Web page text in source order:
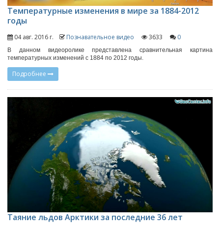
Температурные изменения в мире за 1884-2012
годы
04 авг. 2016 г. Познавательное видео 3633 0
В данном видеоролике представлена сравнительная картина
температурных изменений с 1884 по 2012 годы.
Подробнее
Таяние льдов Арктики за последние 36 лет